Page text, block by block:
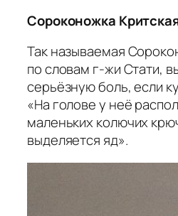
Сороконожка
Так называемая
по словам г-жи Стати,
серьёзную боль, если
«На голове у неё
маленьких колючих
выделяется яд».